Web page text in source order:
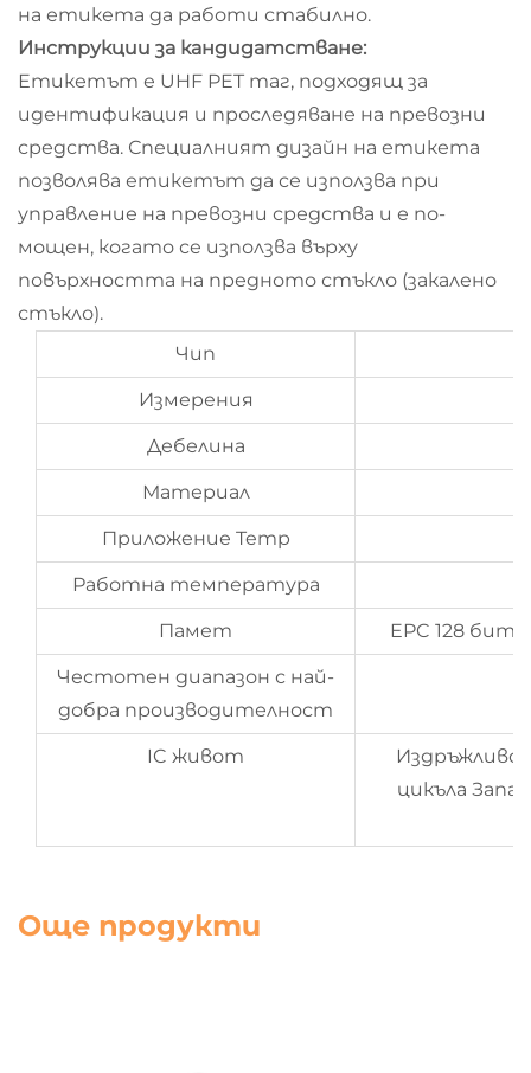
на етикета да работи стабилно.
Инструкции за кандидатстване:
Етикетът е UHF PET таг, подходящ за
идентификация и проследяване на превозни
средства. Специалният дизайн на етикета
позволява етикетът да се използва при
управление на превозни средства и е по-
мощен, когато се използва върху
повърхността на предното стъкло (закалено
стъкло).
Чип
Измерения
Дебелина
Материал
Приложение Temp
Работна температура
Памет EPC 128
Честотен диапазон с най-
добра производителност
IC живот
цикъла
Още продукти